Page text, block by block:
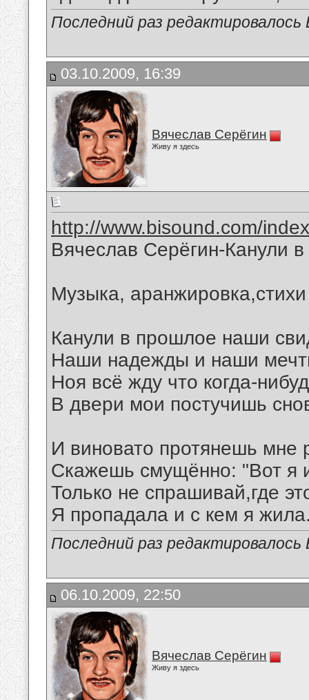
Последний раз
03.10.2009, 16:39
Вячеслав Серёгин
Живу я здесь
http://www.bisound.com/
Вячеслав Серёгин-Канули
Музыка,
Канули в прошлое наши
Наши надежды и наши
Ноя всё жду что когда-
В двери мои постучишь
И виновато протянешь мне
Скажешь смущённо: "Вот я
Только не спрашивай,где
Я пропадала и с кем я
Последний раз
06.10.2009, 22:50
Вячеслав Серёгин
Живу я здесь